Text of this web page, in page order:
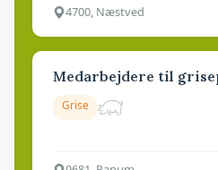
4700, Næstved
Medarbejdere til
Grise